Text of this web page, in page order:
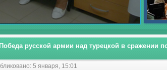
русской армии над турецкой в сражении
5 января, 15:01